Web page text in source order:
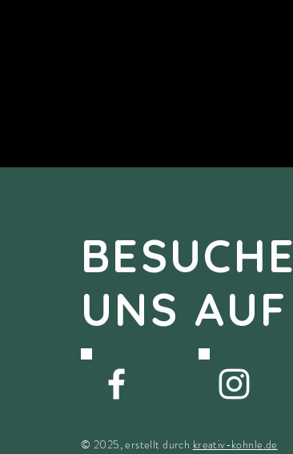
BESUCHE
UNS AUF
© 2025, erstellt durch kreativ-kohnle.de